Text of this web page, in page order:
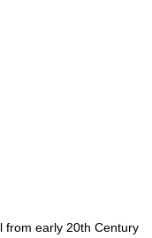
early 20th Century